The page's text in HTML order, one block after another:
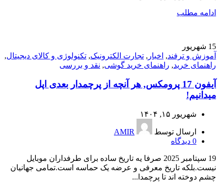
ادامه مطلب
15 شهریور
آموزش و ترفند, اخبار , تجارت الکترونیک, تکنولوژی و کالای دیجیتال,
راهنمای خرید, راهنمای خرید گوشی, نقد و بررسی
آیفون 17 پرومکس, هر آنچه از پرچمدار بعدی اپل
میدانیم!
شهریور ۱۵, ۱۴۰۴
ارسال توسط
AMIR
0 دیدگاه
19 سپتامبر 2025 صرفا یه تاریخ ساده برای طرفداران موبایل
نیست.بلکه تاریخ معرفی و عرضه یک حماسه است.تمامی جهانیان
چشم دوخته اند تا پرچمدا...